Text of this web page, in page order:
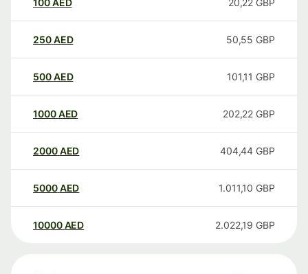
100AED 20,22 GBP
250AED 50,55 GBP
500AED 101,11 GBP
1000AED 202,22 GBP
2000AED 404,44 GBP
5000AED 1.011,10 GBP
10000 AED 2.022,19 GBP